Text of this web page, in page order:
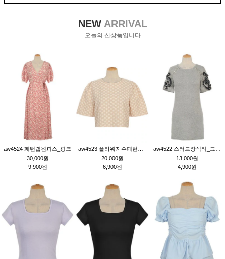
NEWARRIVAL
오늘의 신상품입니다
aw4524 패턴랩원피스_핑크
30,000원
9,900원
20,000원
6,900원
13,000원
4,900원